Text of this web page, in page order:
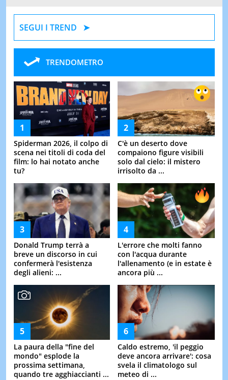
SEGUI I TREND
TRENDOMETRO
Spiderman 2026, il colpo di
scena nei titoli di coda del
film: lo hai notato anche
tu?
C'è un deserto dove
compaiono figure visibili
solo dal cielo: il mistero
irrisolto da ...
Donald Trump terrà a
breve un discorso in cui
confermerà l'esistenza
degli alieni: ...
L'errore che molti fanno
con l'acqua durante
l'allenamento (e in estate è
ancora più ...
La paura della "fine del
mondo" esplode la
prossima settimana,
quando tre agghiaccianti ...
Caldo estremo, 'il peggio
deve ancora arrivare': cosa
svela il climatologo sul
meteo di ...